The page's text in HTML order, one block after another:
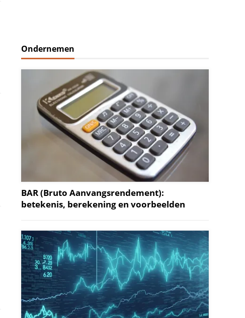
Ondernemen
BAR (Bruto Aanvangsrendement):
betekenis, berekening en voorbeelden